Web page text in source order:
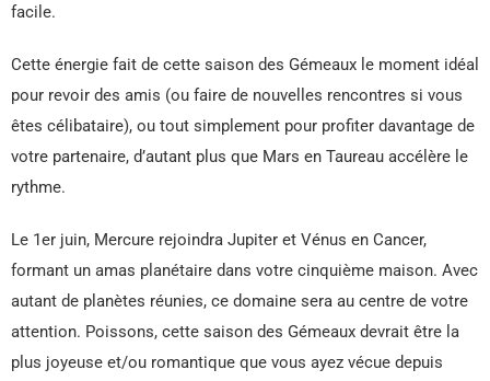
facile.
Cette énergie fait de cette saison des Gémeaux le moment idéal
pour revoir des amis (ou faire de nouvelles rencontres si vous
êtes célibataire), ou tout simplement pour profiter davantage de
votre partenaire, d’autant plus que Mars en Taureau accélère le
rythme.
Le 1er juin, Mercure rejoindra Jupiter et Vénus en Cancer,
formant un amas planétaire dans votre cinquième maison. Avec
autant de planètes réunies, ce domaine sera au centre de votre
attention. Poissons, cette saison des Gémeaux devrait être la
plus joyeuse et/ou romantique que vous ayez vécue depuis